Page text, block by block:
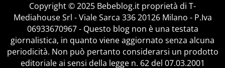
Copyright © 2025 Bebeblog.it proprietà di T-
Mediahouse Srl - Viale Sarca 336 20126 Milano - P.Iva
06933670967 - Questo blog non è una testata
giornalistica, in quanto viene aggiornato senza alcuna
periodicità. Non può pertanto considerarsi un prodotto
editoriale ai sensi della legge n. 62 del 07.03.2001